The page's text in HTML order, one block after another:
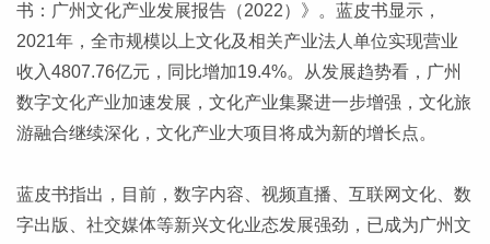
书：广州文化产业发展报告（2022）》。蓝皮书显示，
2021年，全市规模以上文化及相关产业法人单位实现营业
收入4807.76亿元，同比增加19.4%。从发展趋势看，广州
数字文化产业加速发展，文化产业集聚进一步增强，文化旅
游融合继续深化，文化产业大项目将成为新的增长点。
蓝皮书指出，目前，数字内容、视频直播、互联网文化、数
字出版、社交媒体等新兴文化业态发展强劲，已成为广州文